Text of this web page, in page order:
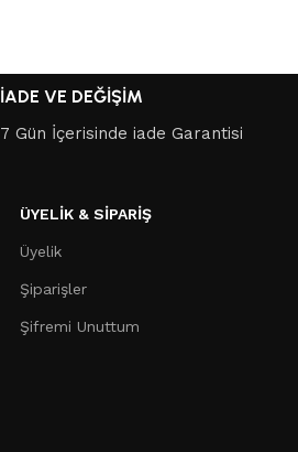
İADE VE DEĞİŞİM
7 Gün İçerisinde iade Garantisi
ÜYELİK & SİPARİŞ
Üyelik
Şiparişler
Şifremi Unuttum